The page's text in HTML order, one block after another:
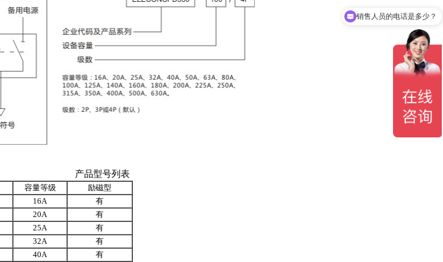
产品型号列表
容量等级
励磁型
16A
有
20A
有
25A
有
32A
有
40A
有
销售人员的电话是多少？